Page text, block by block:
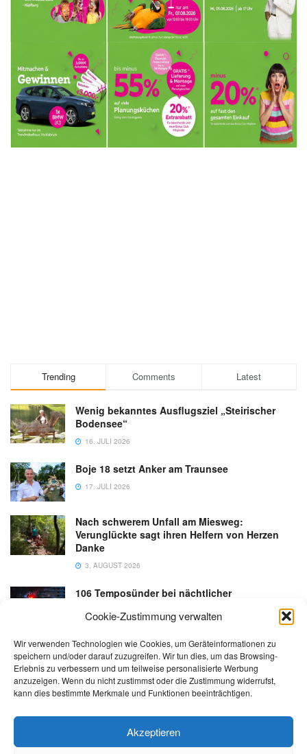
Cookie-Zustimmung verwalten
Wir verwenden Technologien wie Cookies, um Geräteinformationen zu
speichern und/oder darauf zuzugreifen. Wir tun dies, um das Browsing-
Erlebnis zu verbessern und um teilweise personalisierte Werbung
anzuzeigen. Wenn du nicht zustimmst oder die Zustimmung widerrufst,
kann dies bestimmte Merkmale und Funktionen beeinträchtigen.
Akzeptieren
Trending Comments Latest
Wenig bekanntes Ausflugsziel „Steirischer
Bodensee“
16. JULI 2026
Boje 18 setzt Anker am Traunsee
17. JULI 2026
Nach schwerem Unfall am Miesweg:
Verunglückte sagt ihren Helfern von Herzen
Danke
3. AUGUST 2026
106 Temposünder bei nächtlicher